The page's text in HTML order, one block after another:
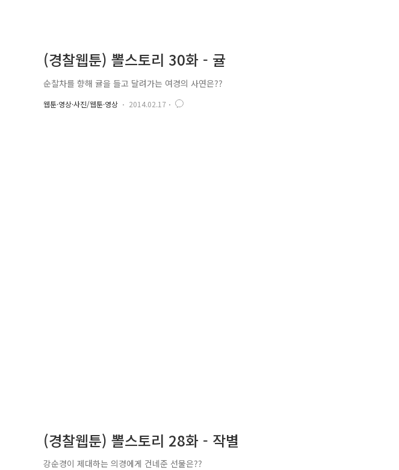
(경찰웹툰) 뽈스토리 30화 - 귤
순찰차를 향해 귤을 들고 달려가는 여경의 사연은??
웹툰·영상·사진/웹툰·영상 2014.02.17
(경찰웹툰) 뽈스토리 28화 - 작별
강순경이 제대하는 의경에게 건네준 선물은??